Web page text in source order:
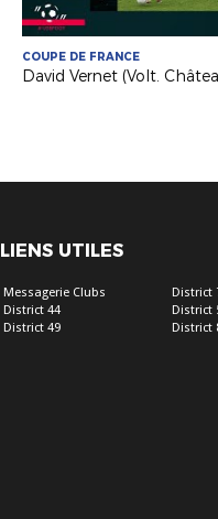
COUPE DE FRANCE
LIENS UTILES
Messagerie Clubs
District 44
District 49
District
District
District